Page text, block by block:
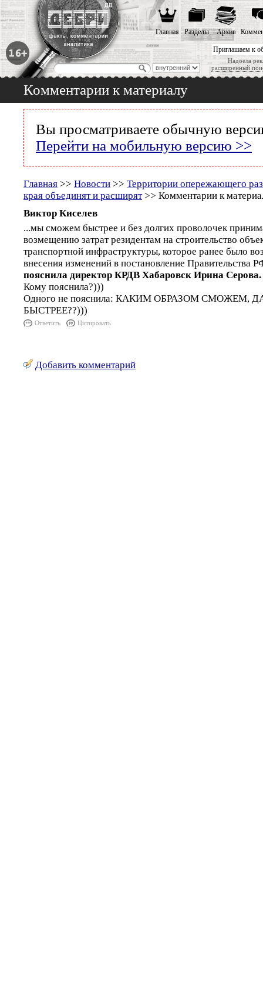
Приглашаем к
Надоела
расширенный
Главная Разделы Архив
Комментарии к материалу
Вы просматриваете обычную
Перейти на мобильную версию >>
Главная >> Новости >> Территории опережающего
края объединят и расширят>> Комментарии к
Виктор Киселев
...мы сможем быстрее и без долгих проволочек
возмещению затрат резидентам на строительство
транспортной инфраструктуры, которое ранее было
внесения изменений в постановление Правительства
пояснила директор КРДВ Хабаровск Ирина Серова.
Кому пояснила?)))
Одного не пояснила: КАКИМ ОБРАЗОМ СМОЖЕМ,
БЫСТРЕЕ??)))
Ответить Цитировать
Добавить комментарий